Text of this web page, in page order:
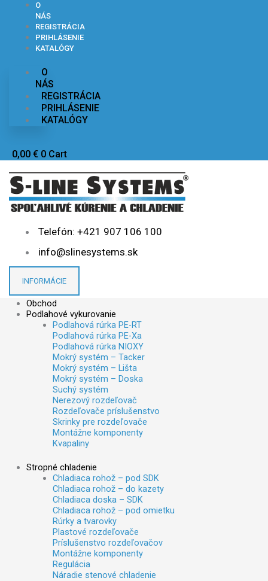
O
NÁS
REGISTRÁCIA
PRIHLÁSENIE
KATALÓGY
O
NÁS
REGISTRÁCIA
PRIHLÁSENIE
KATALÓGY
0,00 € 0 Cart
Telefón: +421 907 106 100
info@slinesystems.sk
INFORMÁCIE
Obchod
Podlahové vykurovanie
Podlahová rúrka PE-RT
Podlahová rúrka PE-Xa
Podlahová rúrka NIOXY
Mokrý systém – Tacker
Mokrý systém – Lišta
Mokrý systém – Doska
Suchý systém
Nerezový rozdeľovač
Rozdeľovače príslušenstvo
Skrinky pre rozdeľovače
Montážne komponenty
Kvapaliny
Stropné chladenie
Chladiaca rohož – pod SDK
Chladiaca rohož – do kazety
Chladiaca doska – SDK
Chladiaca rohož – pod omietku
Rúrky a tvarovky
Plastové rozdeľovače
Príslušenstvo rozdeľovačov
Montážne komponenty
Regulácia
Náradie stenové chladenie